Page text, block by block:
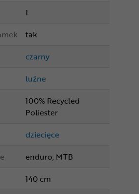
1
tak
czarny
luźne
100% Recycled
Poliester
dziecięce
enduro, MTB
140 cm